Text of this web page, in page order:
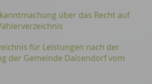
über das Recht auf
für Leistungen nach der
der Gemeinde Daisendorf vom